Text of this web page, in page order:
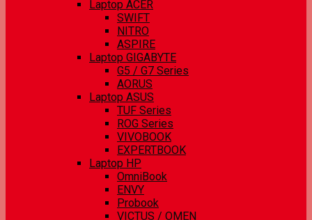
Laptop ACER
SWIFT
NITRO
ASPIRE
Laptop GIGABYTE
G5 / G7 Series
AORUS
Laptop ASUS
TUF Series
ROG Series
VIVOBOOK
EXPERTBOOK
Laptop HP
OmniBook
ENVY
Probook
VICTUS / OMEN